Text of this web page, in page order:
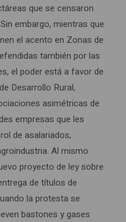
que se censaron.
embargo, mientras que
el acento en Zonas de
también por las
el poder está a favor de
Desarrollo Rural,
asimétricas de
empresas que les
de asalariados,
Al mismo
proyecto de ley sobre
de títulos de
la protesta se
bastones y gases